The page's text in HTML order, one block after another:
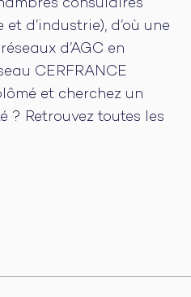
consulaires
d’industrie), d’où une
d’AGC en
CERFRANCE
et cherchez un
Retrouvez toutes les